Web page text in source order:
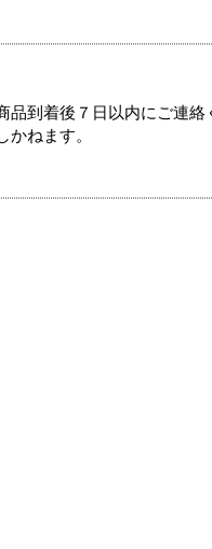
品到着後７日以内にご連
ねます。